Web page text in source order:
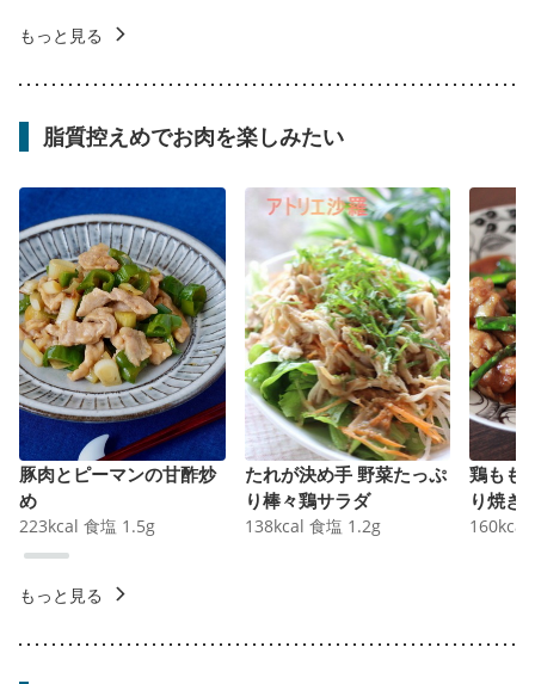
もっと見る
脂質控えめでお肉を楽しみたい
豚肉とピーマンの甘酢炒
め
223kcal 食塩 1.5g
たれが決め手 野菜たっぷ
り棒々鶏サラダ
138kcal 食塩 1.2g
鶏もも
り焼き
160kcal
もっと見る